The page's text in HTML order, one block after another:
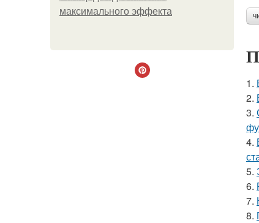
максимального эффекта
1.
2.
3.
4.
5.
6.
7.
8.